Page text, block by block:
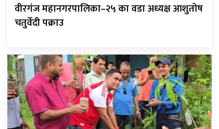
वीरगंज महानगरपालिका–२५ का वडा अध्यक्ष आशुतोष
चतुर्वेदी पक्राउ